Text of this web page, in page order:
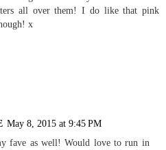
all over them! I do like that pink
x
May 8, 2015 at 9:45 PM
fave as well! Would love to run in